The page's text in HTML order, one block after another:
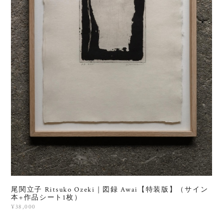
尾関立子 Ritsuko Ozeki｜図録 Awai【特装版】（サイン
本+作品シート1枚）
¥38,000